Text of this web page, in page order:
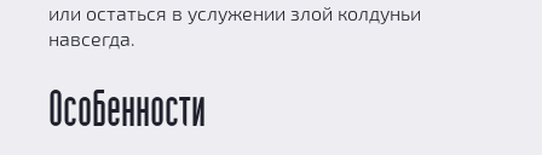
или остаться в услужении злой колдуньи
навсегда.
Особенности